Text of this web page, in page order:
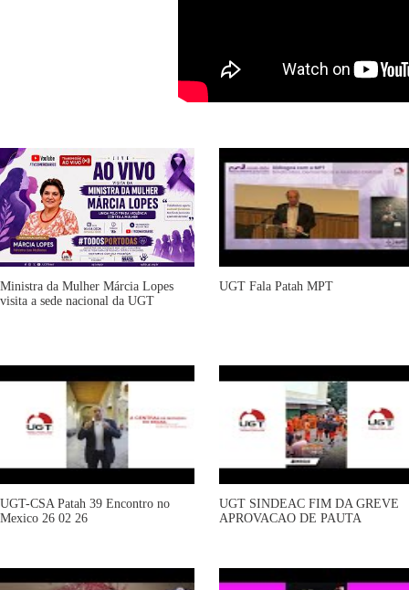
Ministra da Mulher Márcia Lopes
visita a sede nacional da UGT
UGT Fala Patah MPT
UGT-CSA Patah 39 Encontro no
Mexico 26 02 26
UGT SINDEAC FIM DA GREVE
APROVACAO DE PAUTA